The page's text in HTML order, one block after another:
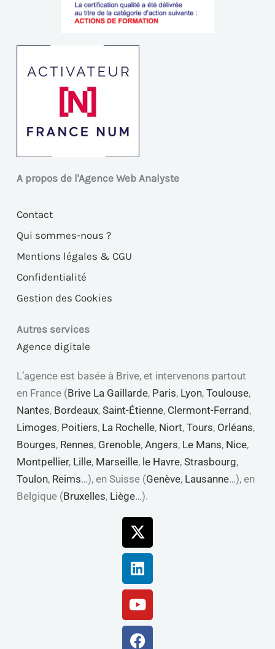
A propos de l'Agence Web Analyste
Contact
Qui sommes-nous ?
Mentions légales & CGU
Confidentialité
Gestion des Cookies
Autres services
Agence digitale
L’agence est basée à Brive, et intervenons partout
en France (Brive La Gaillarde, Paris, Lyon, Toulouse,
Nantes, Bordeaux, Saint-Étienne, Clermont-Ferrand,
Limoges, Poitiers, La Rochelle, Niort, Tours, Orléans,
Bourges, Rennes, Grenoble, Angers, Le Mans, Nice,
Montpellier, Lille, Marseille, le Havre, Strasbourg,
Toulon, Reims…), en Suisse (Genève, Lausanne…), en
Belgique (Bruxelles, Liège…).
X-
twitter
Linkedin
Youtube
Facebook